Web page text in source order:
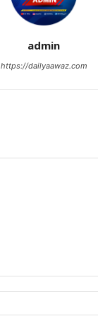
admin
https://dailyaawaz.com